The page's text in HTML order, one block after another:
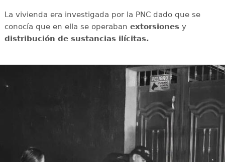
La vivienda era investigada por la PNC dado que se
conocía que en ella se operaban extorsionesy
distribución de sustancias ilícitas.